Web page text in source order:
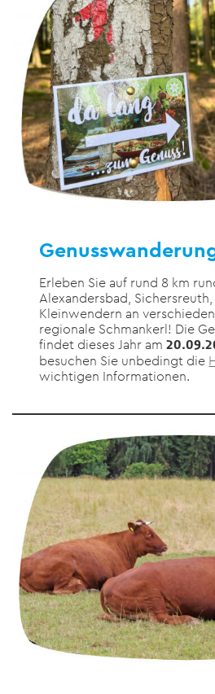
Erleben Sie auf rund 8 km
Alexandersbad,
Kleinwendern an
regionale Schmankerl! Die
findet dieses Jahr am
besuchen Sie unbedingt die
wichtigen Informationen.